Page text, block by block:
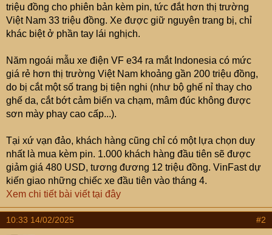
triệu đồng cho phiên bản kèm pin, tức đắt hơn thị trường
Việt Nam 33 triệu đồng. Xe được giữ nguyên trang bị, chỉ
khác biệt ở phần tay lái nghịch.
Năm ngoái mẫu xe điện VF e34 ra mắt Indonesia có mức
giá rẻ hơn thị trường Việt Nam khoảng gần 200 triệu đồng,
do bị cắt một số trang bị tiện nghi (như bộ ghế nỉ thay cho
ghế da, cắt bớt cảm biến va chạm, mâm đúc không được
sơn mày phay cao cấp...).
Tại xứ vạn đảo, khách hàng cũng chỉ có một lựa chọn duy
nhất là mua kèm pin. 1.000 khách hàng đầu tiên sẽ được
giảm giá 480 USD, tương đương 12 triệu đồng. VinFast dự
kiến giao những chiếc xe đầu tiên vào tháng 4.
Xem chi tiết bài viết tại đây
10:33 14/02/2025 #2